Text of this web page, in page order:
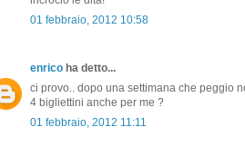
01 febbraio, 2012 10:58
enrico ha detto...
ci provo.. dopo una settimana che peggio
4 bigliettini anche per me ?
01 febbraio, 2012 11:11